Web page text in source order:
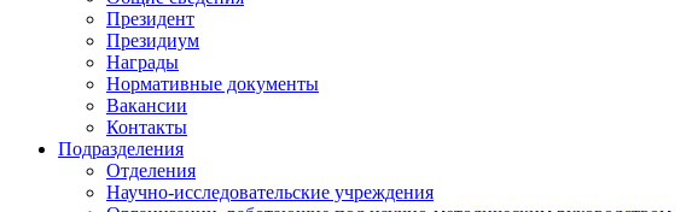
Президент
Президиум
Награды
Нормативные документы
Вакансии
Контакты
Подразделения
Отделения
Научно-исследовательские учреждения